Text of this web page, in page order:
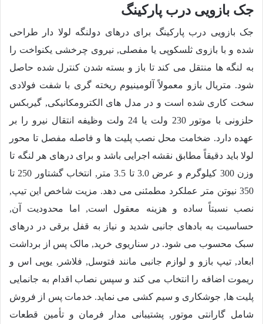
جک بازویی درب پارکینگ
جک بازویی درب پارکینگ برای درهای دولنگه لولا دار طراحی
شده و با بازوی ثلسکوپی یا مفصلی, نیروی چرخشی یکنواخت را
به لنگه ها منتقل می کند تا باز و بسته شدن کنترل شده حاصل
شود. متریال بازو معمولاً آلومینیوم ریخته گری با شفت فولادی
سخت کاری شده است و در مدل های الکترومکانیکی, گیربکس
حلزونی با موتور 230 ولت یا 24 ولت وظیفه انتقال نیرو را بر
عهده دارد. ضخامت محل نصب پلیت ها و فاصله مفصل تا محور
لولا باید دقیقاً مطابق نقشه اجرایی باشد و برای درهای هر لنگه تا
وزن 300 کیلوگرم و عرض 3.0 تا 3.5 متر, انتخاب گشتاور 250 تا
350 نیوتن متر عملکرد مطمئنی می دهد. مزیت شاخص این تیپ,
نصب نسبتاً ساده و هزینه معقول است, اما محدودیت آن,
حساسیت به بادهای جانبی شدید و نیاز به قفل برقی در درهای
سبک محسوب می شود. در سناریوی خرید, مالک پس از برداشت
ابعاد, تیپ بازو و لوازم جانبی مانند فتوسل, فلاشر, یوپی اس و
ریموت اضافه را انتخاب می کند و سپس نصاب اقدام به جانمایی
پلیت ها, جوشکاری و سیم کشی می نماید. خدمات پس از فروش
شامل گارانتی موتور, پشتیبانی مدار فرمان و تأمین قطعات